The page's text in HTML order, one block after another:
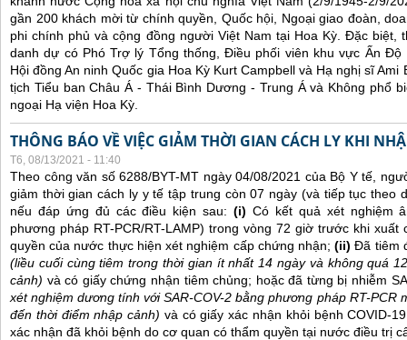
gần 200 khách mời từ chính quyền, Quốc hội, Ngoại giao đoàn,
phi chính phủ và cộng đồng người Việt Nam tại Hoa Kỳ. Đặc biệt,
danh dự có Phó Trợ lý Tổng thống, Điều phối viên khu vực Ấn
Hội đồng An ninh Quốc gia Hoa Kỳ Kurt Campbell và Hạ nghị sĩ
tịch Tiểu ban Châu Á - Thái Bình Dương - Trung Á và Không phổ
ngoại Hạ viện Hoa Kỳ.
THÔNG BÁO VỀ VIỆC GIẢM THỜI GIAN CÁCH LY KHI
T6, 08/13/2021 - 11:40
Theo công văn số 6288/BYT-MT ngày 04/08/2021 của Bộ Y tế,
giảm thời gian cách ly y tế tập trung còn 07 ngày (và tiếp tục theo
nếu đáp ứng đủ các điều kiện sau: (i) Có kết quả xét nghiệm
phương pháp RT-PCR/RT-LAMP) trong vòng 72 giờ trước khi
quyền của nước thực hiện xét nghiệm cấp chứng nhận;(ii)Đã tiêm
(liều cuối cùng tiêm trong thời gian ít nhất 14 ngày và không quá
cảnh) và có giấy chứng nhận tiêm chủng; hoặc đã từng bị nhiễm
xét nghiệm dương tính với SAR-COV-2 bằng phương pháp RT-PCR
đến thời điểm nhập cảnh) và có giấy xác nhận khỏi bệnh COVID-
xác nhận đã khỏi bệnh do cơ quan có thẩm quyền tại nước điều trị